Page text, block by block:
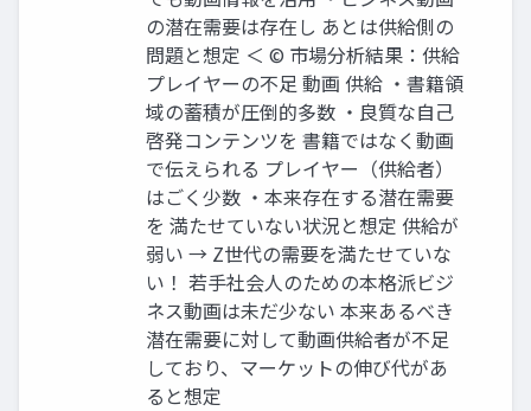
の潜在需要は存在し あとは供給側の
問題と想定 ＜ ©︎ 市場分析結果：供給
プレイヤーの不足 動画 供給 ・書籍領
域の蓄積が圧倒的多数 ・良質な自己
啓発コンテンツを 書籍ではなく動画
で伝えられる プレイヤー（供給者）
はごく少数 ・本来存在する潜在需要
を 満たせていない状況と想定 供給が
弱い → Z世代の需要を満たせていな
い！ 若手社会人のための本格派ビジ
ネス動画は未だ少ない 本来あるべき
潜在需要に対して動画供給者が不足
しており、マーケットの伸び代があ
ると想定